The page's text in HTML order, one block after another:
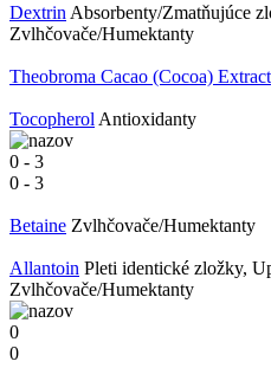
Dextrin Absorbenty/Zmatňujúce
Zvlhčovače/Humektanty
Theobroma Cacao (Cocoa) Extract
Tocopherol Antioxidanty
0 - 3
0 - 3
Betaine Zvlhčovače/Humektanty
Allantoin Pleti identické zložky,
Zvlhčovače/Humektanty
0
0